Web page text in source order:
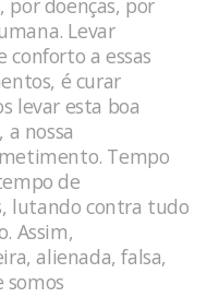
por doenças, por
Levar
conforto a essas
é curar
levar esta boa
nossa
Tempo
de
lutando contra tudo
Assim,
alienada, falsa,